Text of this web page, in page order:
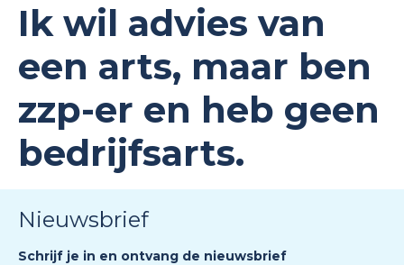
Ik wil advies van
een arts, maar ben
zzp-er en heb geen
bedrijfsarts.
Nieuwsbrief
Schrijf je in en ontvang de nieuwsbrief